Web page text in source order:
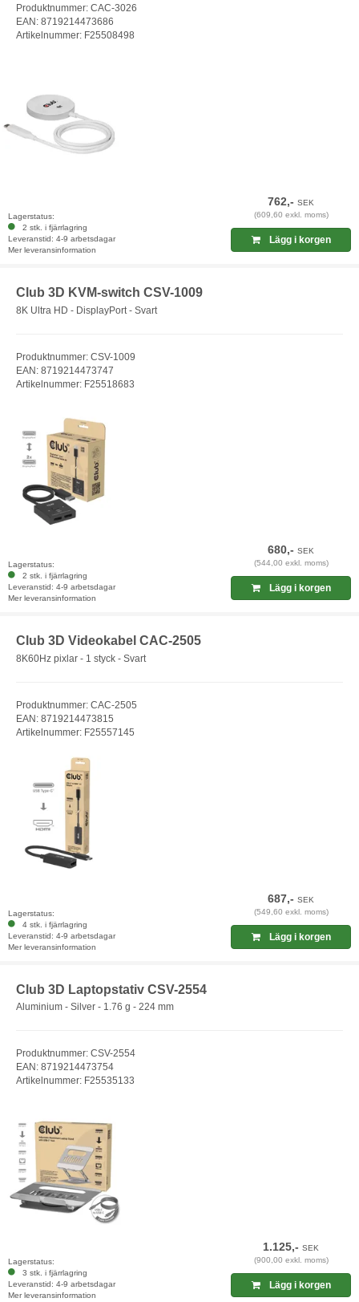
Produktnummer: CAC-3026
EAN: 8719214473686
Artikelnummer: F25508498
Lagerstatus:
2 stk. i fjärrlagring
Leveranstid: 4-9 arbetsdagar
Mer leveransinformation
762,-SEK
(609,60 exkl. moms)
Lägg i korgen
Club 3D KVM-switch CSV-1009
8K Ultra HD - DisplayPort - Svart
Produktnummer: CSV-1009
EAN: 8719214473747
Artikelnummer: F25518683
Lagerstatus:
2 stk. i fjärrlagring
Leveranstid: 4-9 arbetsdagar
Mer leveransinformation
680,-SEK
(544,00 exkl. moms)
Lägg i korgen
Club 3D Videokabel CAC-2505
8K60Hz pixlar - 1 styck - Svart
Produktnummer: CAC-2505
EAN: 8719214473815
Artikelnummer: F25557145
Lagerstatus:
4 stk. i fjärrlagring
Leveranstid: 4-9 arbetsdagar
Mer leveransinformation
687,-SEK
(549,60 exkl. moms)
Lägg i korgen
Club 3D Laptopstativ CSV-2554
Aluminium - Silver - 1.76 g - 224 mm
Produktnummer: CSV-2554
EAN: 8719214473754
Artikelnummer: F25535133
Lagerstatus:
3 stk. i fjärrlagring
Leveranstid: 4-9 arbetsdagar
Mer leveransinformation
1.125,-SEK
(900,00 exkl. moms)
Lägg i korgen